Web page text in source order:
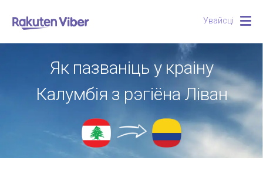
Увайсці
Як пазваніць у краіну
Калумбія з рэгіёна Ліван